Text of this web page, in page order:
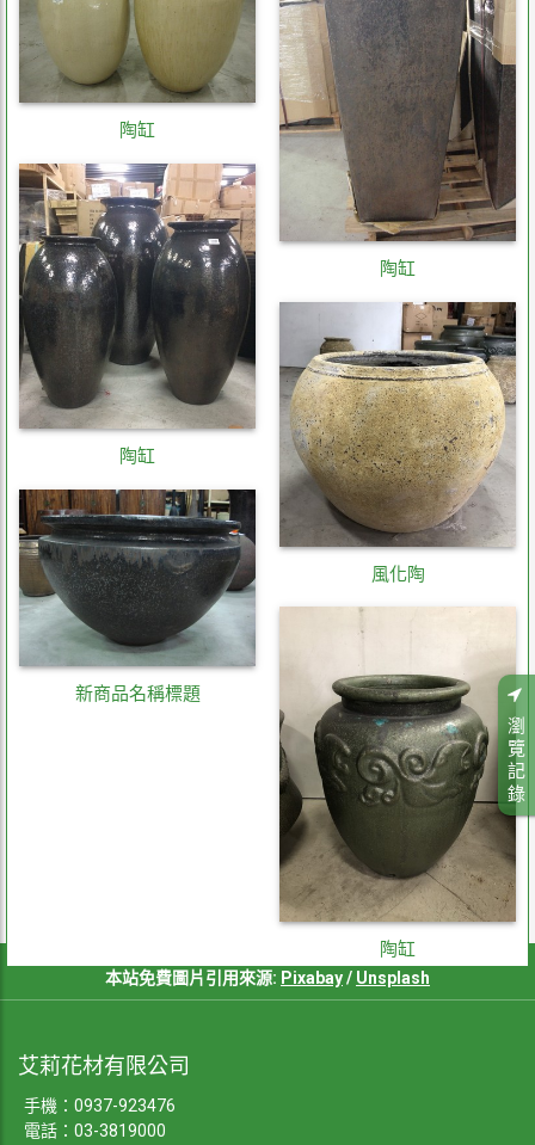
陶缸
陶缸
陶缸
風化陶
新商品名稱標題
陶缸
本站免費圖片引用來源: Pixabay/ Unsplash
艾莉花材有限公司
手機： 0937-923476
電話： 03-3819000
瀏
覽
記
錄